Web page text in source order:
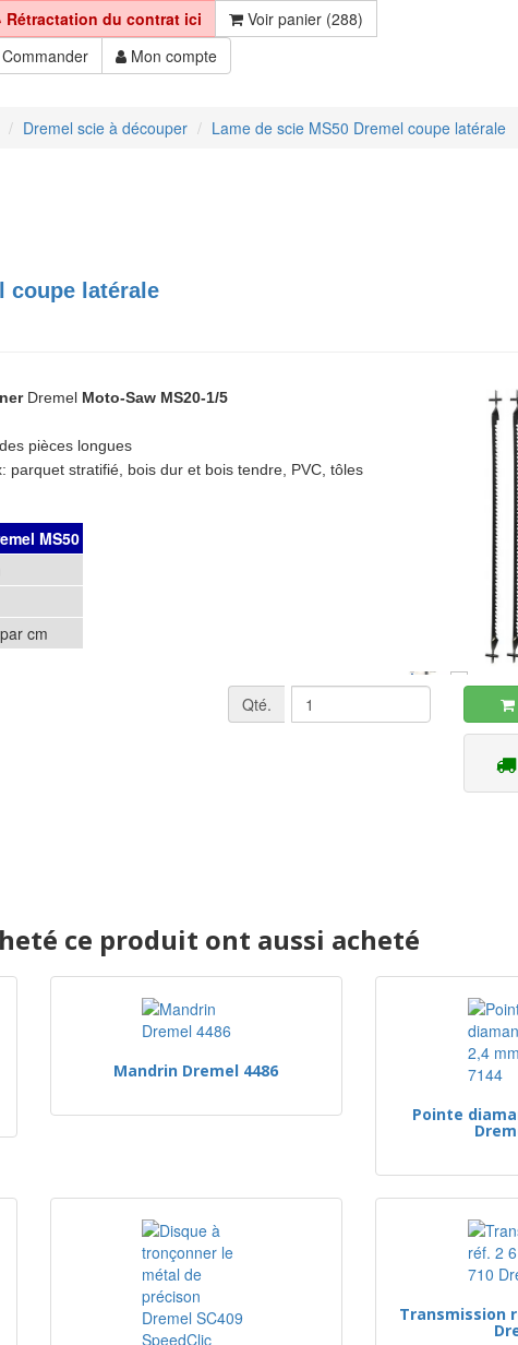
Rétractation du contrat ici
Voir panier (288)
Commander
Mon compte
Dremel scie à découper Lame de scie MS50 Dremel coupe latérale
coupe latérale
Dremel Moto-Saw MS20-1/5
pièces longues
parquet stratifié, bois dur et bois tendre, PVC, tôles
MS50
cm
Qté.
ce produit ont aussi acheté
Mandrin Dremel 4486
Pointe
Transmission